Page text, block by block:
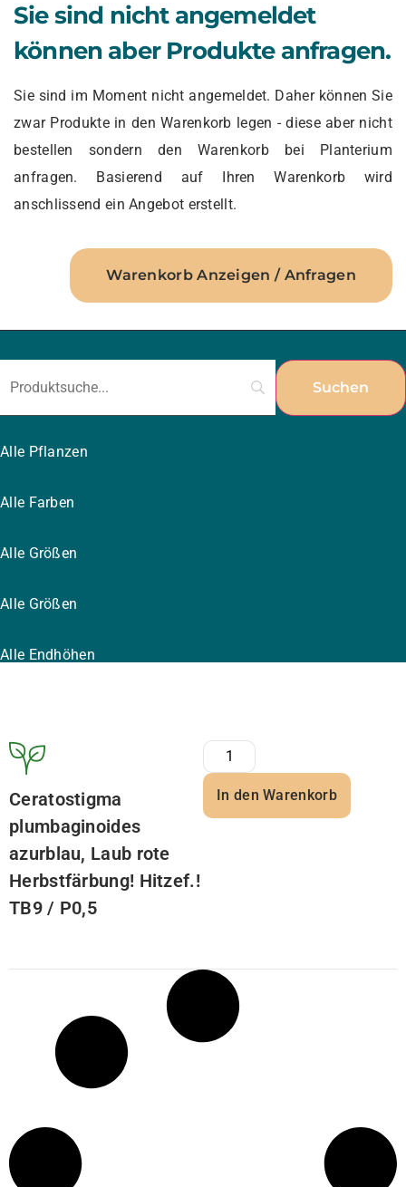
Sie sind nicht angemeldet
können aber Produkte anfragen.
Sie sind im Moment nicht angemeldet. Daher können Sie
zwar Produkte in den Warenkorb legen - diese aber nicht
bestellen sondern den Warenkorb bei Planterium
anfragen. Basierend auf Ihren Warenkorb wird
anschlissend ein Angebot erstellt.
Warenkorb Anzeigen / Anfragen
Alle Pflanzen
Alle Farben
Alle Größen
Alle Größen
Alle Endhöhen
Ceratostigma
plumbaginoides
azurblau, Laub rote
Herbstfärbung! Hitzef.!
TB9 / P0,5
In den Warenkorb